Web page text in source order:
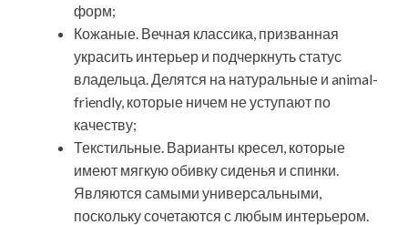
форм;
Кожаные. Вечная классика, призванная
украсить интерьер и подчеркнуть статус
владельца. Делятся на натуральные и animal-
friendly, которые ничем не уступают по
качеству;
Текстильные. Варианты кресел, которые
имеют мягкую обивку сиденья и спинки.
Являются самыми универсальными,
поскольку сочетаются с любым интерьером.